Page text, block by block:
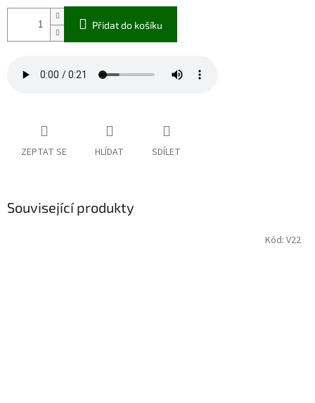
Přidat do košíku
ZEPTAT SE HLÍDAT SDÍLET
Související produkty
Kód: V22